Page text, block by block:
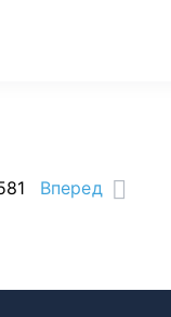
Вперед